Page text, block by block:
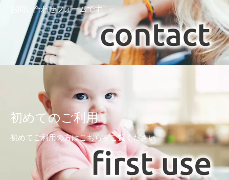
お問い合わせフォームです
初めてのご利用
初めてご利用の方はこちらをご覧ください